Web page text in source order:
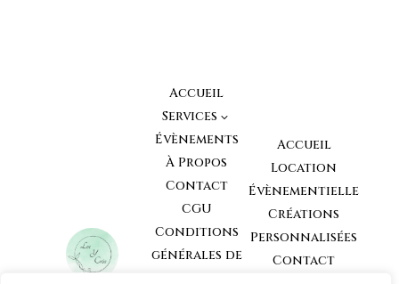
Accueil
Services 3
Évènements
À Propos
Contact
CGU
Conditions
générales de
Accueil
Location
Évènementielle
Créations
Personnalisées
Contact